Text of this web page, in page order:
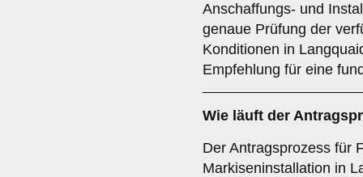
Anschaffungs- und
genaue Prüfung der
Konditionen in
Empfehlung für eine
Wie läuft der
Der Antragsprozess für
Markiseninstallation in